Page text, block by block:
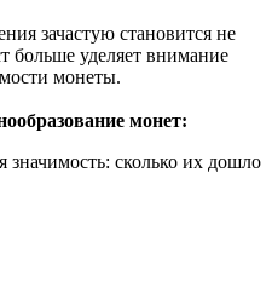
зачастую становится не
больше уделяет внимание
монеты.
монет:
значимость: сколько их дошло